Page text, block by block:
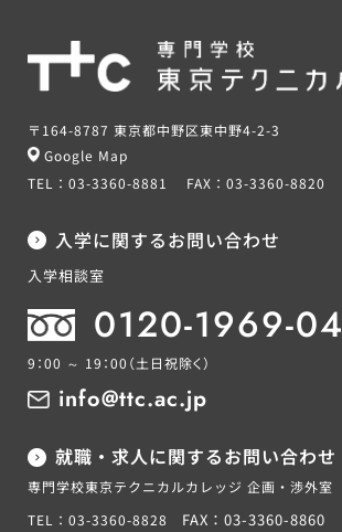
〒164-8787 東京都中野区東中野4-2-3
Google Map
TEL： 03-3360-8881 FAX： 03-3360-8820
入学に関するお問い合わせ
入学相談室
0120-1969-04
9：00 ～ 19：00 （土日祝除く）
info@ttc.ac.jp
就職・求人に関するお問い合わせ
専門学校東京テクニカルカレッジ 企画・渉外室
TEL：03-3360-8828
FAX：03-3360-8860